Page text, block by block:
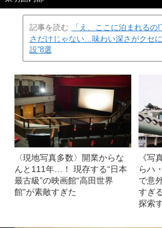
記事を読む
「え、ここに泊まれる
さだけじゃない…味わい深さがクセ
設”8選
〈現地写真多数〉開業からな
んと111年…！ 現存する“日本
最古級”の映画館“高田世界
館”が素敵すぎた
《写
らハ
で意
すぎ
探索